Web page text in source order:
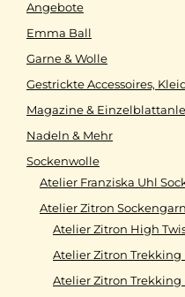
Angebote
Emma Ball
Garne & Wolle
Gestrickte Accessoires,
Magazine &
Nadeln & Mehr
Sockenwolle
Atelier Franziska Uhl
Atelier Zitron
Atelier Zitron High
Atelier Zitron Trekking
Atelier Zitron Trekking